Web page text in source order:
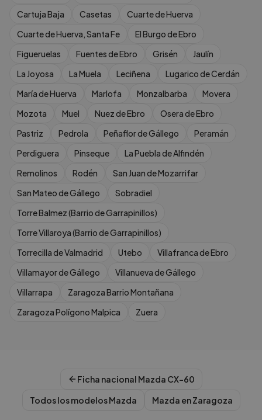
Cartuja Baja
Casetas
Cuarte de Huerva
Cuarte de Huerva, Santa Fe
El Burgo de Ebro
Figueruelas
Fuentes de Ebro Grisén
Jaulín
La Joyosa
La Muela Leciñena
Lugarico de Cerdán
María de Huerva
Marlofa Monzalbarba
Movera
Mozota
Muel Nuez de Ebro
Osera de Ebro
Pastriz
Pedrola Peñaflor de Gállego
Peramán
Perdiguera
Pinseque
La Puebla de Alfindén
Remolinos
Rodén
San Juan de Mozarrifar
San Mateo de Gállego
Sobradiel
Torre Balmez (Barrio de Garrapinillos)
Torre Villaroya (Barrio de Garrapinillos)
Torrecilla de Valmadrid
Utebo
Villafranca de Ebro
Villamayor de Gállego
Villanueva de Gállego
Villarrapa
Zaragoza Barrio Montañana
Zaragoza Polígono Malpica
Zuera
Ficha nacional Mazda CX-60
Todos los modelosMazda Mazda enZaragoza